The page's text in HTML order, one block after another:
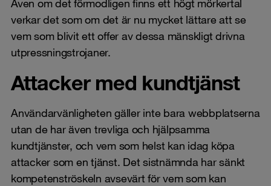
Även om det förmodligen finns ett högt mörkertal
verkar det som om det är nu mycket lättare att se
vem som blivit ett offer av dessa mänskligt drivna
utpressningstrojaner.
Attacker med kundtjänst
Användarvänligheten gäller inte bara webbplatserna
utan de har även trevliga och hjälpsamma
kundtjänster, och vem som helst kan idag köpa
attacker som en tjänst. Det sistnämnda har sänkt
kompetenströskeln avsevärt för vem som kan